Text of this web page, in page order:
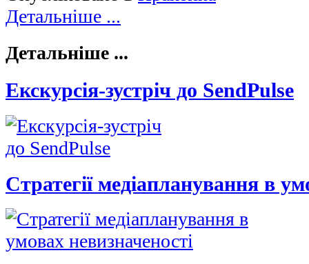
Детальніше ...
Детальніше ...
Екскурсія-зустріч до SendPulse
Стратегії медіапланування в